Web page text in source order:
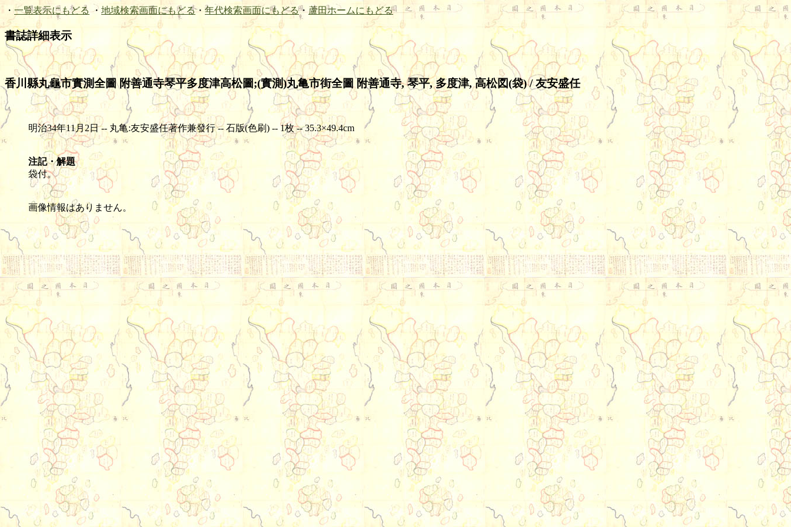
・ 一覧表示にもどる ・ 地域検索画面にもどる・ 年代検索画面にもどる・ 蘆田ホームにもどる
書誌詳細表示
香川縣丸龜市實測全圖 附善通寺琴平多度津高松圖;(實測)丸亀市街全圖 附善通寺, 琴平, 多度津, 高松図(袋) / 友安盛任
明治34年11月2日 -- 丸亀:友安盛任著作兼發行 -- 石版(色刷) -- 1枚 -- 35.3×49.4cm
注記・解題
袋付。
画像情報はありません。